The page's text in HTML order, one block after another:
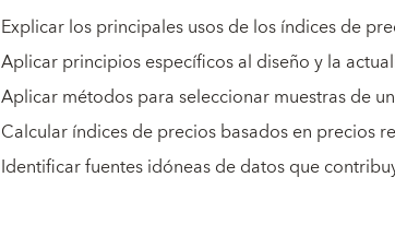
Explicar los principales usos de los índices de
Aplicar principios específicos al diseño y la
Aplicar métodos para seleccionar muestras de
Calcular índices de precios basados en precios
Identificar fuentes idóneas de datos que